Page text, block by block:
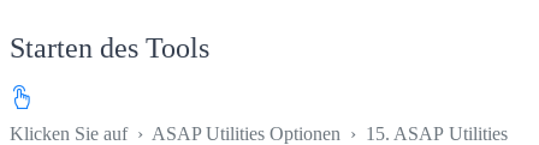
Starten des Tools
Klicken Sie auf › ASAP Utilities Optionen › 15. ASAP Utilities